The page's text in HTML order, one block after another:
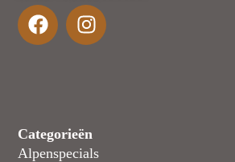
Categorieën
Alpenspecials